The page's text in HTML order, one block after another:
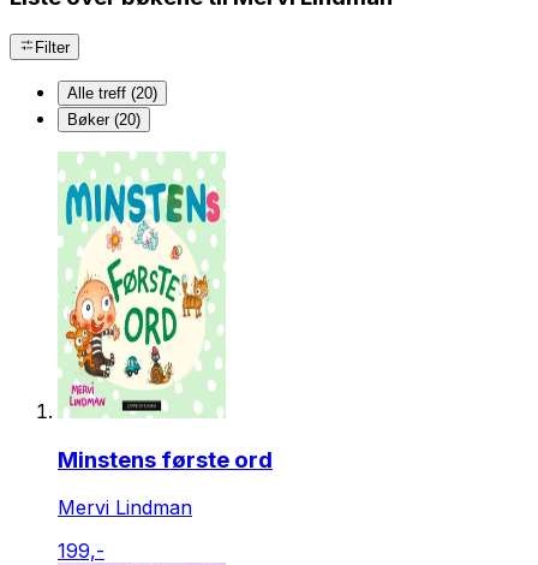
Filter
Alle treff (20)
Bøker (20)
Minstens første ord
Mervi Lindman
199,-